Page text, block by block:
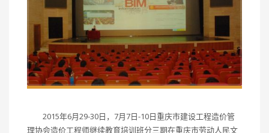
2015年6月29-30日，7月7日-10日重庆市建设工程造价管
理协会造价工程师继续教育培训班分三期在重庆市劳动人民文